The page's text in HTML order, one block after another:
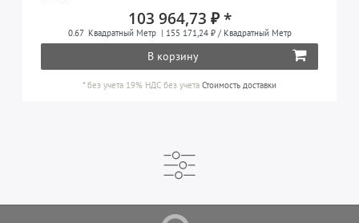
103 964,73 ₽ *
0.67 Квадратный Метр | 155 171,24 ₽ / Квадратный Метр
В корзину
*без учета 19% НДС без учета Стоимость доставки